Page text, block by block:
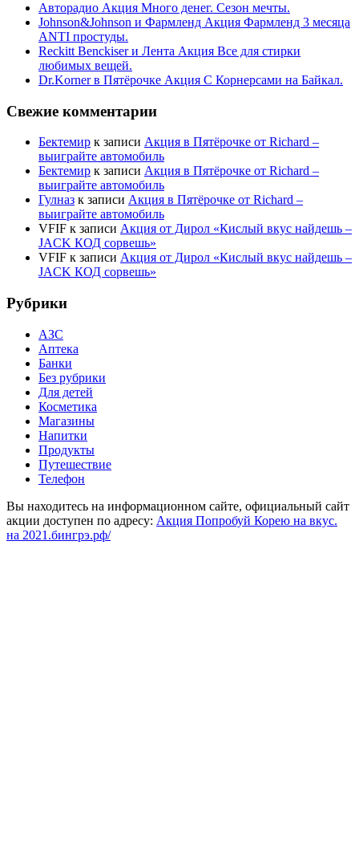
Авторадио Акция Много денег. Сезон мечты.
Johnson&Johnson и Фармленд Акция Фармленд 3 месяца
ANTI простуды.
Reckitt Benckiser и Лента Акция Все для стирки
любимых вещей.
Dr.Korner в Пятёрочке Акция С Корнерсами на Байкал.
Свежие комментарии
Бектемир к записи Акция в Пятёрочке от Richard –
выиграйте автомобиль
Бектемир к записи Акция в Пятёрочке от Richard –
выиграйте автомобиль
Гулназ к записи Акция в Пятёрочке от Richard –
выиграйте автомобиль
VFIF к записи Акция от Дирол «Кислый вкус найдешь –
JACK КОД сорвешь»
VFIF к записи Акция от Дирол «Кислый вкус найдешь –
JACK КОД сорвешь»
Рубрики
АЗС
Аптека
Банки
Без рубрики
Для детей
Косметика
Магазины
Напитки
Продукты
Путешествие
Телефон
Вы находитесь на информационном сайте, официальный сайт
акции доступен по адресу: Акция Попробуй Корею на вкус.
на 2021.бингрэ.рф/